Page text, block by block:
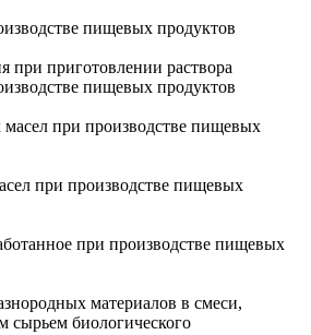
пищевых продуктов
при приготовлении раствора
пищевых продуктов
масел при производстве пищевых
при производстве пищевых
при производстве пищевых
материалов в смеси,
сырьем биологического